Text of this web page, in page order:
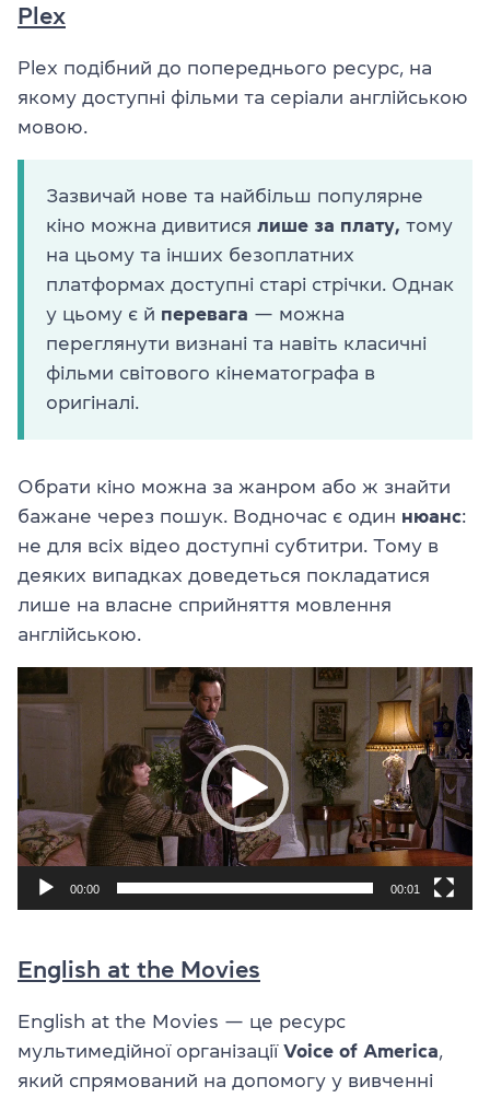
Plex
Plex подібний до попереднього ресурс, на
якому доступні фільми та серіали англійською
мовою.
Зазвичай нове та найбільш популярне
кіно можна дивитися лише за плату, тому
на цьому та інших безоплатних
платформах доступні старі стрічки. Однак
у цьому є й перевага — можна
переглянути визнані та навіть класичні
фільми світового кінематографа в
оригіналі.
Обрати кіно можна за жанром або ж знайти
бажане через пошук. Водночас є один нюанс:
не для всіх відео доступні субтитри. Тому в
деяких випадках доведеться покладатися
лише на власне сприйняття мовлення
англійською.
Відеопрогравач
00:00 00:01
English at the Movies
English at the Movies — це ресурс
мультимедійної організації Voice of America,
який спрямований на допомогу у вивченні